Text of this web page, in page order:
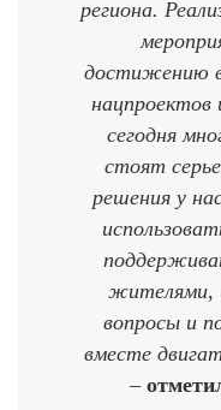
региона.
достижению
нацпроектов
сегодня
стоят
решения у
жителями,
вопросы и
вместе
–